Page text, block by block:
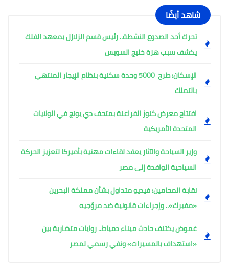
شاهد أيضًا
تحرك أحد الصدوع النشطة.. رئيس قسم الزلازل بمعهد الفلك
يكشف سبب هزة خليج السويس
الإسكان: طرح 5000 وحدة سكنية بنظام الإيجار المنتهي
بالتملك
افتتاح معرض كنوز الفراعنة بمتحف دي يونج في الولايات
المتحدة الأمريكية
وزير السياحة والآثار يعقد لقاءات مهنية بأميركا لتعزيز الحركة
السياحية الوافدة إلى مصر
نقابة المحامين: فيديو متداول بشأن مملكة البحرين
«مفبرك».. وإجراءات قانونية ضد مروّجيه
غموض يكتنف حادث ميناء دمياط.. روايات متضاربة بين
«استهداف بالمسيرات» ونفي رسمي لمصر